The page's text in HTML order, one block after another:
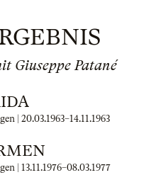
Giuseppe Patané
| 20.03.1963–14.11.1963
| 13.11.1976–08.03.1977